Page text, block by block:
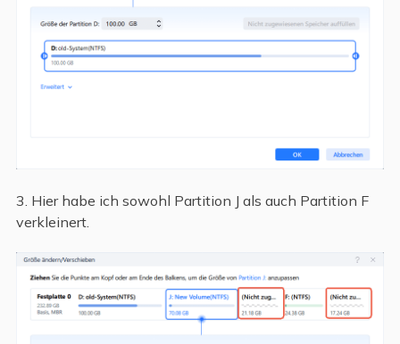
3. Hier habe ich sowohl Partition J als auch Partition F
verkleinert.